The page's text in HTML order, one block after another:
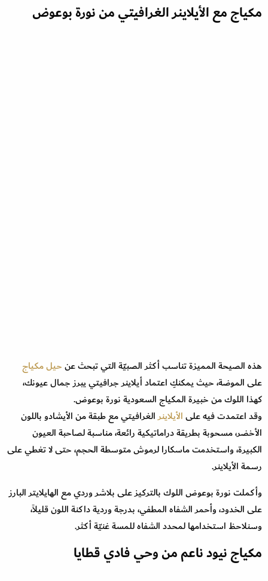
مكياج مع الأيلاينر الغرافيتي من نورة بوعوض
هذه الصيحة المميزة تناسب أكثر الصبيّة التي تبحث عنحيل مكياج
على الموضة، حيث يمكنكِ اعتماد أيلاينر جرافيتي يبرز جمال عيونك،
كهذا اللوك من خبيرة المكياج السعودية نورة بوعوض.
وقد اعتمدت فيه علىالأيلاينرالغرافيتي مع طبقة من الأيشادو باللون
الأخضر، مسحوبة بطريقة دراماتيكية رائعة، مناسبة لصاحبة العيون
الكبيرة، واستخدمت ماسكارا لرموش متوسطة الحجم، حتى لا تغطي على
رسمة الأيلاينر.
وأكملت نورة بوعوض اللوك بالتركيز على بلاشر وردي مع الهايلايتر البارز
على الخدود، وأحمر الشفاه المطفي، بدرجة وردية داكنة اللون قليلاً،
وسنلاحظ استخدامها لمحدد الشفاه للمسة غنيّة أكثر.
مكياج نيود ناعم من وحي فادي قطايا